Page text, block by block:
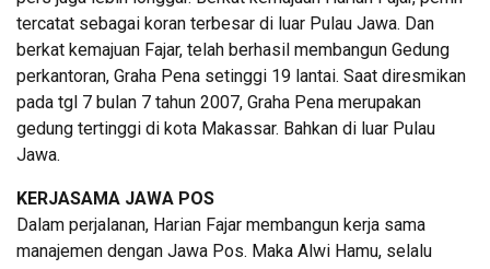
tercatat sebagai koran terbesar di luar Pulau Jawa. Dan
berkat kemajuan Fajar, telah berhasil membangun Gedung
perkantoran, Graha Pena setinggi 19 lantai. Saat diresmikan
pada tgl 7 bulan 7 tahun 2007, Graha Pena merupakan
gedung tertinggi di kota Makassar. Bahkan di luar Pulau
Jawa.
KERJASAMA JAWA POS
Dalam perjalanan, Harian Fajar membangun kerja sama
manajemen dengan Jawa Pos. Maka Alwi Hamu, selalu